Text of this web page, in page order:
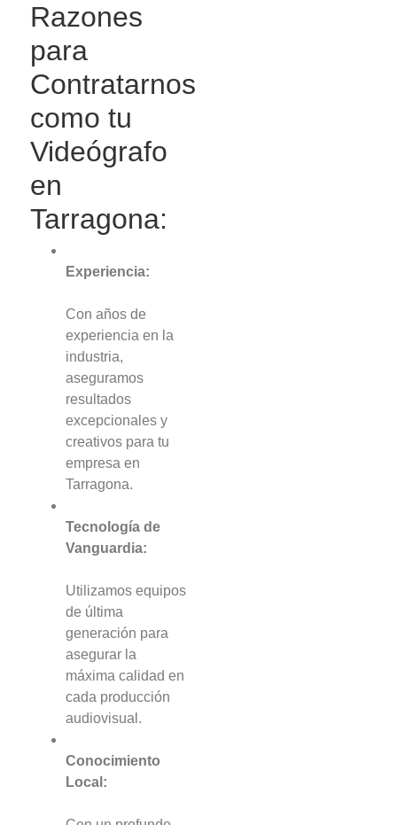
Razones
para
Contratarnos
como tu
Videógrafo
en
Tarragona:
Experiencia:
Con años de
experiencia en la
industria,
aseguramos
resultados
excepcionales y
creativos para tu
empresa en
Tarragona.
Tecnología de
Vanguardia:
Utilizamos equipos
de última
generación para
asegurar la
máxima calidad en
cada producción
audiovisual.
Conocimiento
Local: